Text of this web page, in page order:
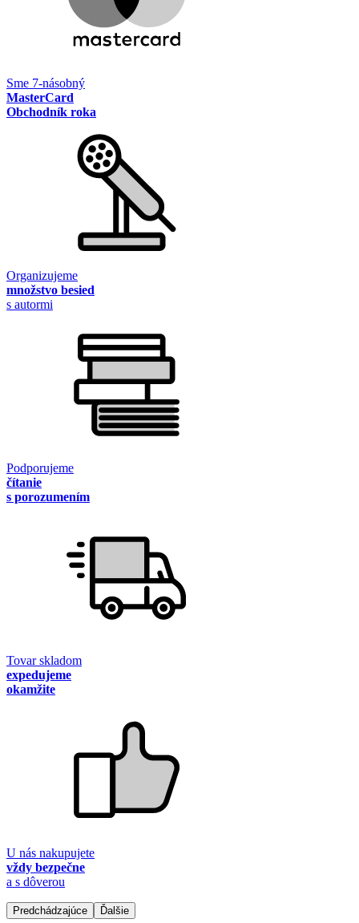
Sme 7-násobný
MasterCard
Obchodník roka
Organizujeme
množstvo besied
s autormi
Podporujeme
čítanie
s porozumením
Tovar skladom
expedujeme
okamžite
U nás nakupujete
vždy bezpečne
a s dôverou
Predchádzajúce Ďalšie